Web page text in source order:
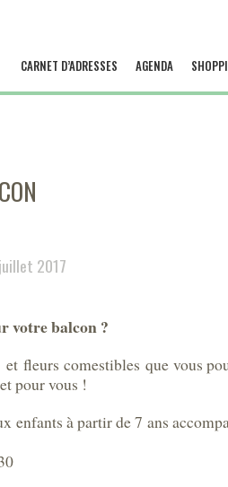
CARNET D’ADRESSES AGENDA
2017
votre balcon ?
fleurs comestibles que vous
pour vous !
enfants à partir de 7 ans